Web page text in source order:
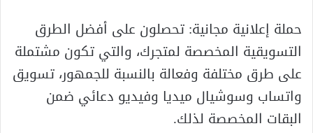
حملة إعلانية مجانية: تحصلون على أفضل الطرق
التسويقية المخصصة لمتجرك، والتي تكون مشتملة
على طرق مختلفة وفعالة بالنسبة للجمهور، تسويق
واتساب وسوشيال ميديا وفيديو دعائي ضمن
البقات المخصصة لذلك.